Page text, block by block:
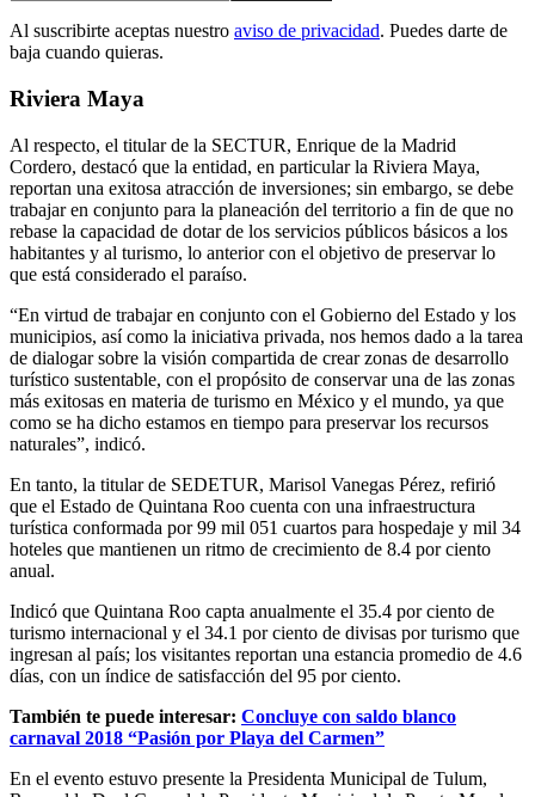
Al suscribirte aceptas nuestro aviso de privacidad. Puedes darte de
baja cuando quieras.
Riviera Maya
Al respecto, el titular de la SECTUR, Enrique de la Madrid
Cordero, destacó que la entidad, en particular la Riviera Maya,
reportan una exitosa atracción de inversiones; sin embargo, se debe
trabajar en conjunto para la planeación del territorio a fin de que no
rebase la capacidad de dotar de los servicios públicos básicos a los
habitantes y al turismo, lo anterior con el objetivo de preservar lo
que está considerado el paraíso.
“En virtud de trabajar en conjunto con el Gobierno del Estado y los
municipios, así como la iniciativa privada, nos hemos dado a la tarea
de dialogar sobre la visión compartida de crear zonas de desarrollo
turístico sustentable, con el propósito de conservar una de las zonas
más exitosas en materia de turismo en México y el mundo, ya que
como se ha dicho estamos en tiempo para preservar los recursos
naturales”, indicó.
En tanto, la titular de SEDETUR, Marisol Vanegas Pérez, refirió
que el Estado de Quintana Roo cuenta con una infraestructura
turística conformada por 99 mil 051 cuartos para hospedaje y mil 34
hoteles que mantienen un ritmo de crecimiento de 8.4 por ciento
anual.
Indicó que Quintana Roo capta anualmente el 35.4 por ciento de
turismo internacional y el 34.1 por ciento de divisas por turismo que
ingresan al país; los visitantes reportan una estancia promedio de 4.6
días, con un índice de satisfacción del 95 por ciento.
También te puede interesar: Concluye con saldo blanco
carnaval 2018 “Pasión por Playa del Carmen”
En el evento estuvo presente la Presidenta Municipal de Tulum,